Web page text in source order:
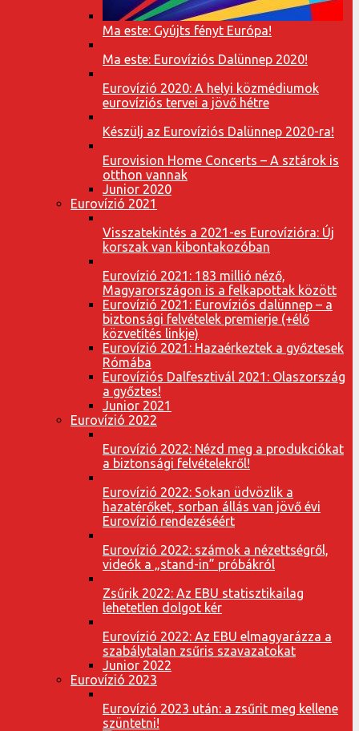
Ma este: Gyújts fényt Európa!
Ma este: Eurovíziós Dalünnep 2020!
Eurovízió 2020: A helyi közmédiumok
eurovíziós tervei a jövő hétre
Készülj az Eurovíziós Dalünnep 2020-ra!
Eurovision Home Concerts – A sztárok is
otthon vannak
Junior 2020
Eurovízió 2021
Visszatekintés a 2021-es Eurovízióra: Új
korszak van kibontakozóban
Eurovízió 2021: 183 millió néző,
Magyarországon is a felkapottak között
Eurovízió 2021: Eurovíziós dalünnep – a
biztonsági felvételek premierje (+élő
közvetítés linkje)
Eurovízió 2021: Hazaérkeztek a győztesek
Rómába
Eurovíziós Dalfesztivál 2021: Olaszország
a győztes!
Junior 2021
Eurovízió 2022
Eurovízió 2022: Nézd meg a produkciókat
a biztonsági felvételekről!
Eurovízió 2022: Sokan üdvözlik a
hazatérőket, sorban állás van jövő évi
Eurovízió rendezéséért
Eurovízió 2022: számok a nézettségről,
videók a „stand-in” próbákról
Zsűrik 2022: Az EBU statisztikailag
lehetetlen dolgot kér
Eurovízió 2022: Az EBU elmagyarázza a
szabálytalan zsűris szavazatokat
Junior 2022
Eurovízió 2023
Eurovízió 2023 után: a zsűrit meg kellene
szüntetni!